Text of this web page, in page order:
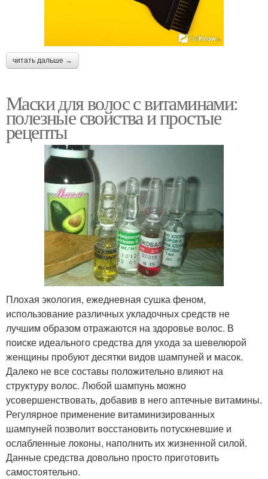
читать дальше →
Маски для волос с витаминами:
полезные свойства и простые
рецепты
Плохая экология, ежедневная сушка феном,
использование различных укладочных средств не
лучшим образом отражаются на здоровье волос. В
поиске идеального средства для ухода за шевелюрой
женщины пробуют десятки видов шампуней и масок.
Далеко не все составы положительно влияют на
структуру волос. Любой шампунь можно
усовершенствовать, добавив в него аптечные витамины.
Регулярное применение витаминизированных
шампуней позволит восстановить потускневшие и
ослабленные локоны, наполнить их жизненной силой.
Данные средства довольно просто приготовить
самостоятельно.